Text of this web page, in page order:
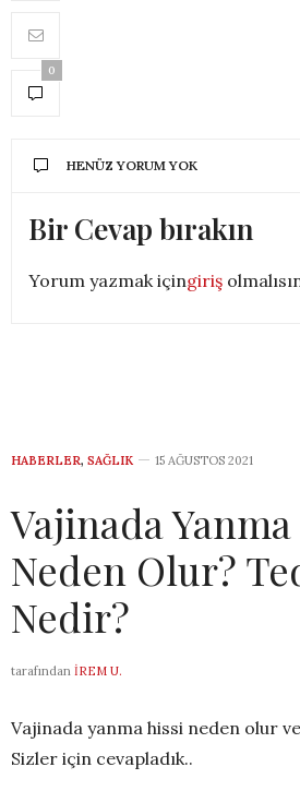
0
HENÜZ YORUM YOK
Bir Cevap bırakın
Yorum yazmak içingiriş
HABERLER, SAĞLIK 15 AĞUSTOS 2021
Vajinada
Neden Olur?
Nedir?
tarafından İREM U.
Vajinada yanma hissi neden olur
Sizler için cevapladık..